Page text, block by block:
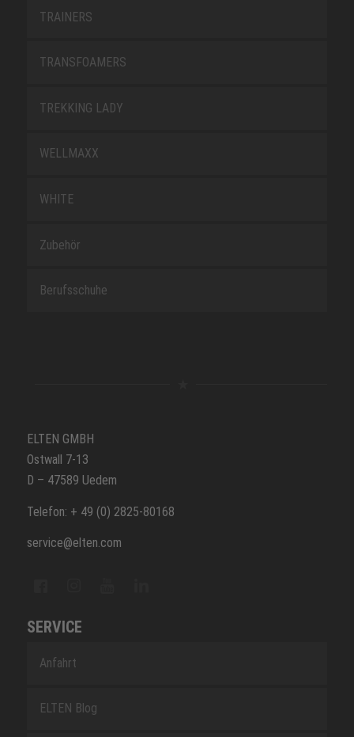
TRAINERS
TRANSFOAMERS
TREKKING LADY
WELLMAXX
WHITE
Zubehör
Berufsschuhe
ELTEN GMBH
Ostwall 7-13
D – 47589 Uedem
Telefon: + 49 (0) 2825-80168
service@elten.com
SERVICE
Anfahrt
ELTEN Blog